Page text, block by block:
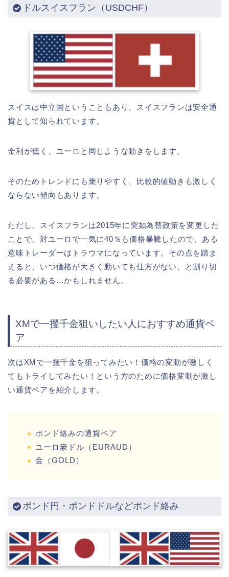
ドルスイスフラン（USDCHF）
スイスは中立国ということもあり、スイスフランは安全通
貨として知られています。
金利が低く、ユーロと同じような動きをします。
そのためトレンドにも乗りやすく、比較的値動きも激しく
ならない傾向もあります。
ただし、スイスフランは2015年に突如為替政策を変更した
ことで、対ユーロで一気に40％も価格暴騰したので、ある
意味トレーダーはトラウマになっています。その点を踏ま
えると、いつ価格が大きく動いても仕方がない、と割り切
る必要がある…かもしれません。
XMで一攫千金狙いしたい人におすすめ通貨ペ
ア
次はXMで一攫千金を狙ってみたい！価格の変動が激しく
てもトライしてみたい！という方のために価格変動が激し
い通貨ペアを紹介します。
ポンド絡みの通貨ペア
ユーロ豪ドル（EURAUD）
金（GOLD）
ポンド円・ポンドドルなどポンド絡み